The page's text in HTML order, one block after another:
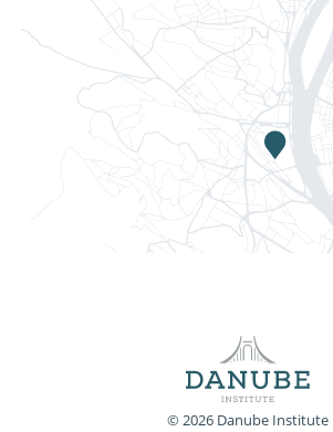
© 2026 Danube Institute